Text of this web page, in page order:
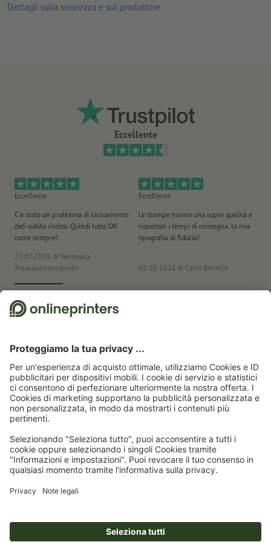
per ogni ordine di stampa è possibile caricare un solo motivo
Dettagli sulla sicurezza e sul produttore
Eccellente
Eccellente
C'è stato un problema di caricamento
dati subito risolto. Quindi tutto OK
come sempre!
27.07.2026 di Vermusica
Associazionenoprofit
Eccellente
Le stampe hanno una super qualità e
rispettati i tempi di consegna, la mia
tipografia di fiducia!
05.05.2026 di Carlo Bertella
Utilizziamo Trustpilot come fornitore di servizi indipendente per linvio delle
recensioni. Per conoscere quali misure utilizza Trustpilot per assicurarsi che
Pagina iniziale Adesivi Pellicole adesive grandi Pellicole adesive grandi, A1
Chi siamo
Azienda
Servizio
Abbonati alla newsletter e assicurati un buono sconto del
15 %!